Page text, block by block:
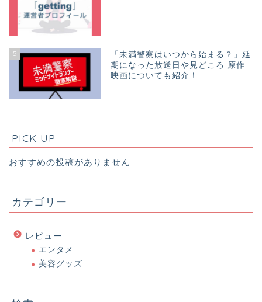
5
「未満警察はいつから始まる？」延
期になった放送日や見どころ 原作
映画についても紹介！
PICK UP
おすすめの投稿がありません
カテゴリー
レビュー
エンタメ
美容グッズ